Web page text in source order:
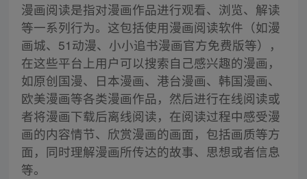
漫画阅读是指对漫画作品进行观看、浏览、解读
等一系列行为。这包括使用漫画阅读软件（如漫
画城、51动漫、小小追书漫画官方免费版等），
在这些平台上用户可以搜索自己感兴趣的漫画，
如原创国漫、日本漫画、港台漫画、韩国漫画、
欧美漫画等各类漫画作品，然后进行在线阅读或
者将漫画下载后离线阅读，在阅读过程中感受漫
画的内容情节、欣赏漫画的画面，包括画质等方
面，同时理解漫画所传达的故事、思想或者信息
等。